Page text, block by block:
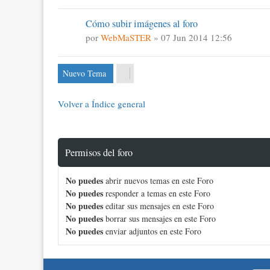
Cómo subir imágenes al foro
por WebMaSTER » 07 Jun 2014 12:56
Nuevo Tema
Volver a Índice general
Permisos del foro
No puedes abrir nuevos temas en este Foro
No puedes responder a temas en este Foro
No puedes editar sus mensajes en este Foro
No puedes borrar sus mensajes en este Foro
No puedes enviar adjuntos en este Foro